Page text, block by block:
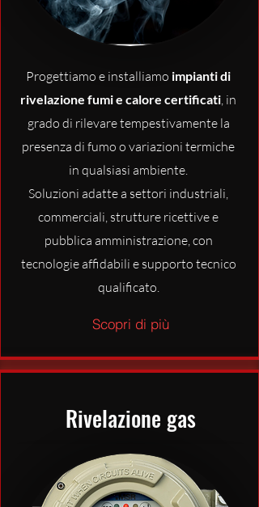
Progettiamo e installiamo impianti di
rivelazione fumi e calore certificati, in
grado di rilevare tempestivamente la
presenza di fumo o variazioni termiche
in qualsiasi ambiente.
Soluzioni adatte a settori industriali,
commerciali, strutture ricettive e
pubblica amministrazione, con
tecnologie affidabili e supporto tecnico
qualificato.
Scopri di più
Rivelazione gas